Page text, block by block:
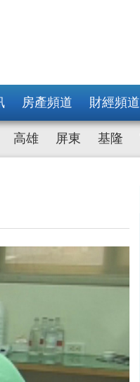
房產頻道 財經頻道
高雄 屏東 基隆